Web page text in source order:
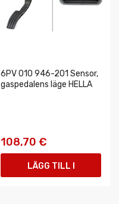
6PV 010 946-201 Sensor,
gaspedalens läge HELLA
108,70 €
LÄGG TILL I